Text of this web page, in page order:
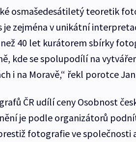
osmašedesátiletý teoretik
zejména v unikátní
40 let kurátorem sbírky
kde se spolupodílí na
i na Moravě,“ řekl porotce
ČR udílí ceny Osobnost
je podle organizátorů
fotografie ve společnosti